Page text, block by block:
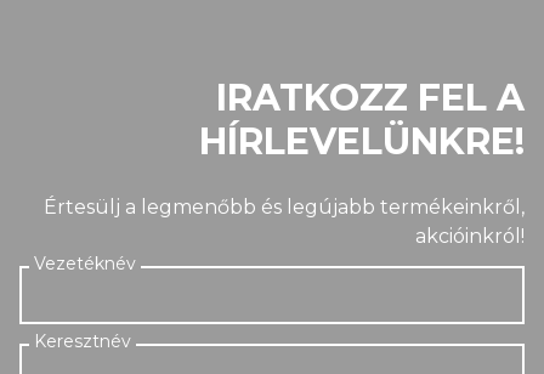
IRATKOZZ FEL A
HÍRLEVELÜNKRE!
Értesülj a legmenőbb és legújabb termékeinkről,
akcióinkról!